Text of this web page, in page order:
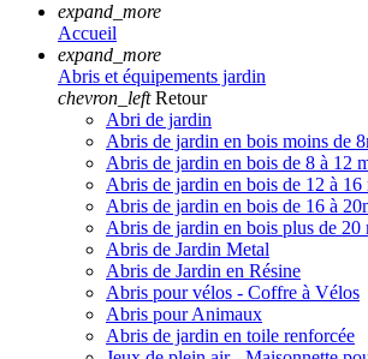
expand_more
Accueil
expand_more
Abris et équipements jardin
chevron_left Retour
Abri de jardin
Abris de jardin en bois moins de
Abris de jardin en bois de 8 à 12
Abris de jardin en bois de 12 à 16
Abris de jardin en bois de 16 à
Abris de jardin en bois plus de 20
Abris de Jardin Metal
Abris de Jardin en Résine
Abris pour vélos - Coffre à Vélos
Abris pour Animaux
Abris de jardin en toile renforcée